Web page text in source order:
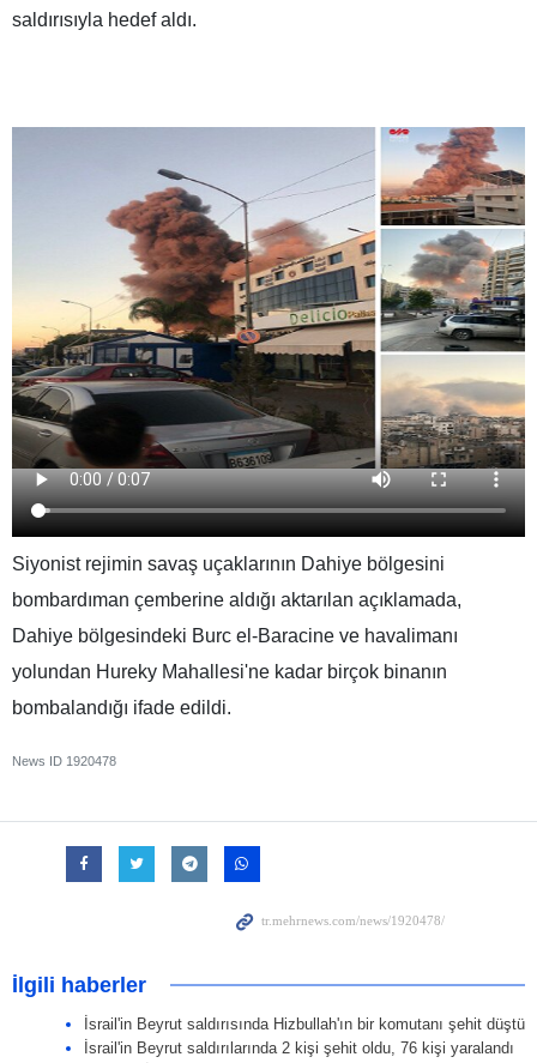
saldırısıyla hedef aldı.
Siyonist rejimin savaş uçaklarının Dahiye bölgesini
bombardıman çemberine aldığı aktarılan açıklamada,
Dahiye bölgesindeki Burc el-Baracine ve havalimanı
yolundan Hureky Mahallesi'ne kadar birçok binanın
bombalandığı ifade edildi.
News ID 1920478
İlgili haberler
İsrail'in Beyrut saldırısında Hizbullah'ın bir komutanı şehit düştü
İsrail'in Beyrut saldırılarında 2 kişi şehit oldu, 76 kişi yaralandı